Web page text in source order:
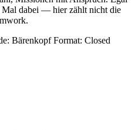
Mal dabei — hier zählt nicht die
Bärenkopf Format: Closed